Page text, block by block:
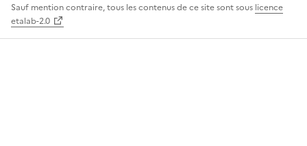
Sauf mention contraire, tous les contenus de ce site sont sous licence
etalab-2.0